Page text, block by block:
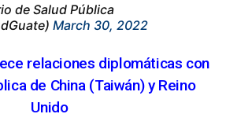
de Salud Pública
March 30, 2022
relaciones diplomáticas con
de China (Taiwán) y Reino
Unido